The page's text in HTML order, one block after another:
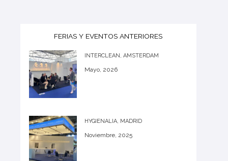
FERIAS Y EVENTOS ANTERIORES
INTERCLEAN, AMSTERDAM
Mayo, 2026
HYGIENALIA, MADRID
Noviembre, 2025